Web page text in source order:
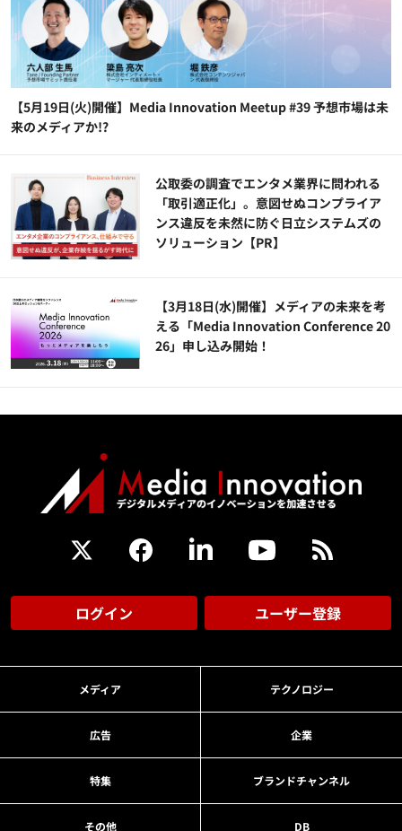
【5月19日(火)開催】Media Innovation Meetup #39 予想市場は未
来のメディアか!?
公​​取委の調査でエンタメ業界に問われる
「取引適正化」。意図せぬコンプライア
ンス違反を未然に防ぐ日立システムズの
ソリューション​【PR】
【3月18日(水)開催】メディアの未来を考
える「Media Innovation Conference 20
26」申し込み開始！
ログイン ユーザー登録
メディア テクノロジー
広告 企業
特集 ブランドチャンネル
その他 DB